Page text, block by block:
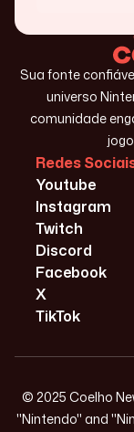
Sua fonte
universo
comunidade
Redes
Youtube
Instagram
Twitch
Discord
Facebook
X
TikTok
© 2025 Coelho
"Nintendo" and